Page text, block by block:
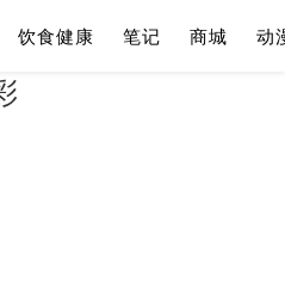
饮食健康 笔记 商城 动